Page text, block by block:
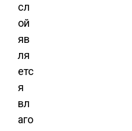
сл
ой
яв
ля
етс
я
вл
аго